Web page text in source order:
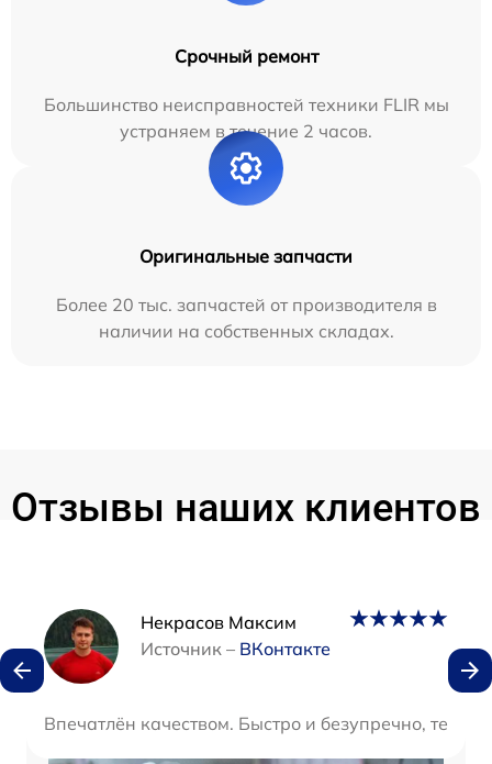
Срочный ремонт
Большинство неисправностей техники FLIR мы
устраняем в течение 2 часов.
Оригинальные запчасти
Более 20 тыс. запчастей от производителя в
наличии на собственных складах.
Отзывы наших клиентов
Некрасов Максим
Источник – ВКонтакте
Впечатлён качеством. Быстро и безупречно,
Наши мастера